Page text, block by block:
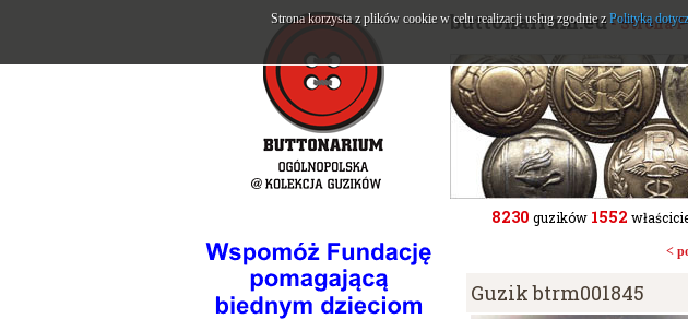
buttonarium.eu- Strona
8230 guzików 1552
<
Guzik btrm001845
Strona korzysta z plików cookie w celu realizacji usług zgodnie z Polityką